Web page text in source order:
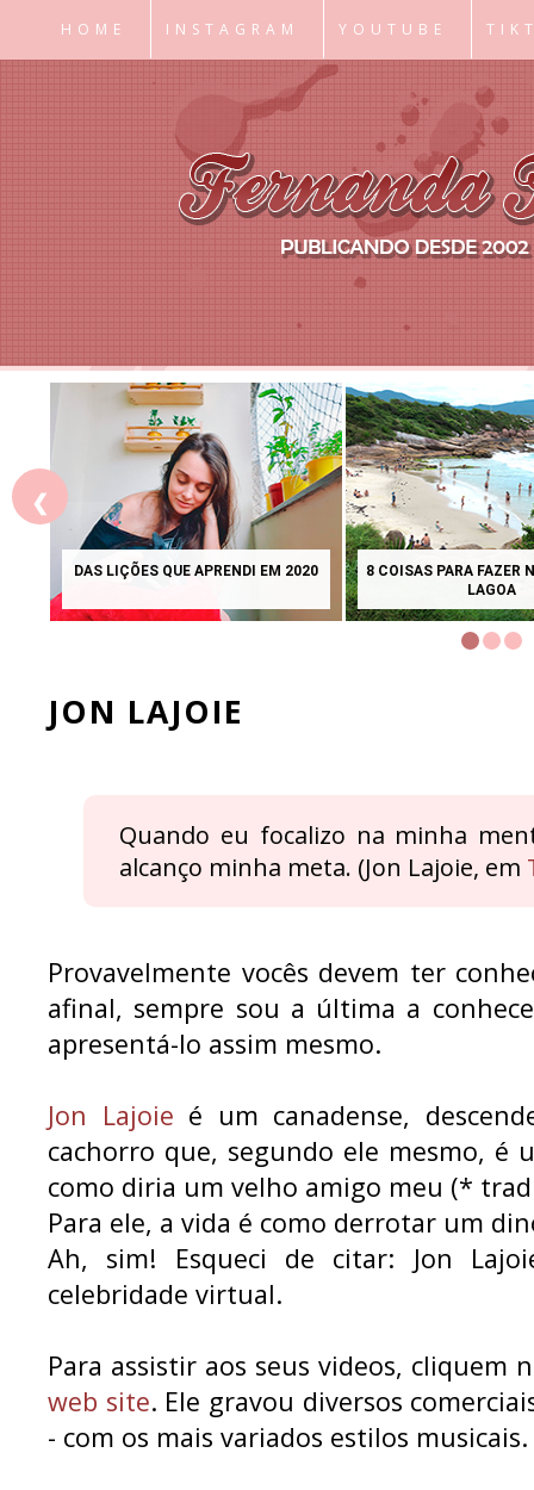
HOME INSTAGRAM YOUTUBE
DAS LIÇÕES QUE APRENDI EM 2020
8 COISAS PARA FAZER
LAGOA
❮
JON LAJOIE
Quando eu focalizo na minha
alcanço minha meta. (Jon Lajoie, em
Provavelmente vocês devem ter
afinal, sempre sou a última a
apresentá-lo assim mesmo.
Jon Lajoie é um canadense,
cachorro que, segundo ele mesmo, é
como diria um velho amigo meu (*
Para ele, a vida é como derrotar um
Ah, sim! Esqueci de citar: Jon
celebridade virtual.
Para assistir aos seus videos, cliquem
web site. Ele gravou diversos
- com os mais variados estilos musicais.